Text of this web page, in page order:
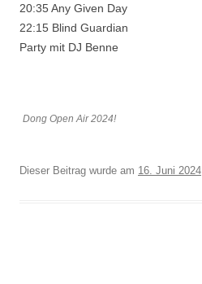
20:35 Any Given Day
22:15 Blind Guardian
Party mit DJ Benne
Dong Open Air 2024!
Dieser Beitrag wurde am 16. Juni 2024